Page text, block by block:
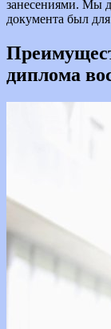
занесениями. Мы
документа был
диплома